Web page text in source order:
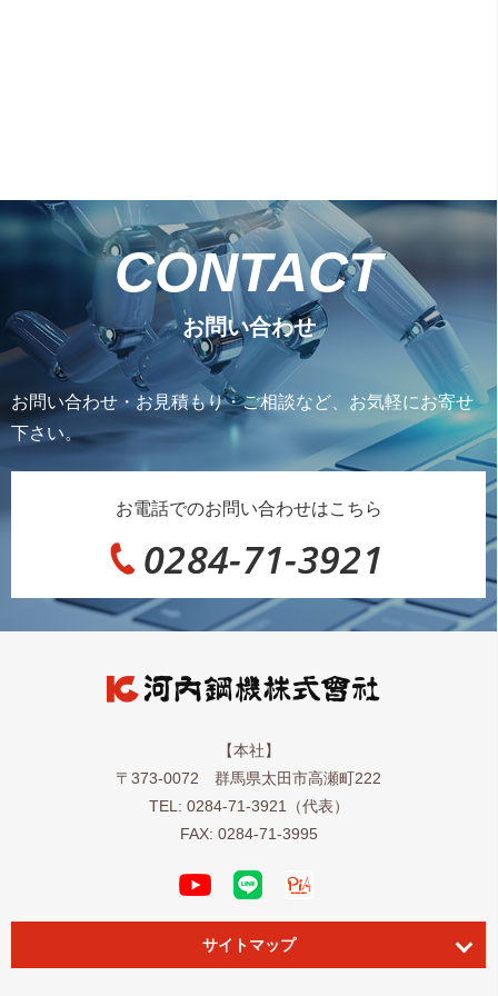
CONTACT
お問い合わせ
お問い合わせ・お見積もり・ご相談など、お気軽にお寄せ
下さい。
お電話でのお問い合わせはこちら
【本社】
〒373-0072 群馬県太田市高瀬町222
TEL: 0284-71-3921
（代表）
FAX: 0284-71-3995
サイトマップ